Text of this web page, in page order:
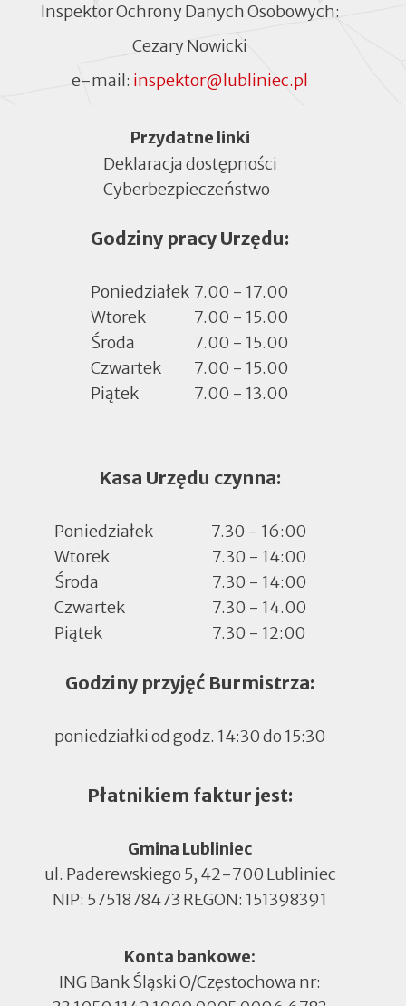
Inspektor Ochrony Danych Osobowych:
Cezary Nowicki
e-mail: inspektor@lubliniec.pl
MenuPrzydatne linki
Deklaracja dostępności
Cyberbezpieczeństwo
w
zakładce
Godziny pracy Urzędu:
Poniedziałek 7.00 - 17.00
Wtorek
7.00 - 15.00
Środa
7.00 - 15.00
Czwartek
7.00 - 15.00
Piątek
7.00 - 13.00
Kasa Urzędu czynna:
Poniedziałek
7.30 - 16:00
Wtorek
7.30 - 14:00
Środa
7.30 - 14:00
Czwartek
7.30 - 14.00
Piątek
7.30 - 12:00
Godziny przyjęć Burmistrza:
poniedziałki od godz. 14:30 do 15:30
Płatnikiem faktur jest:
Gmina Lubliniec
ul. Paderewskiego 5, 42-700 Lubliniec
NIP: 5751878473 REGON: 151398391
Konta bankowe:
ING Bank Śląski O/Częstochowa nr: